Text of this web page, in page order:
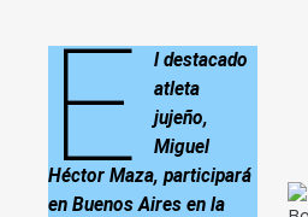
E
l destacado
atleta
jujeño,
Miguel
Héctor Maza, participará
en Buenos Aires en la